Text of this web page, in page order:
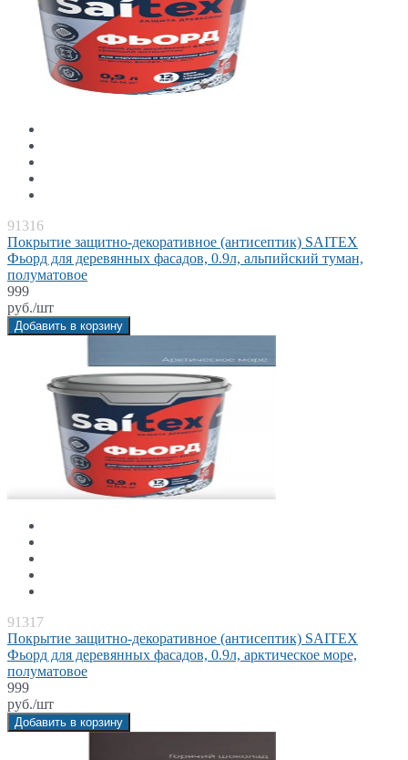
91316
Покрытие защитно-декоративное (антисептик) SAITEX
Фьорд для деревянных фасадов, 0.9л, альпийский туман,
полуматовое
999
руб./шт
Добавить в корзину
91317
Покрытие защитно-декоративное (антисептик) SAITEX
Фьорд для деревянных фасадов, 0.9л, арктическое море,
полуматовое
999
руб./шт
Добавить в корзину